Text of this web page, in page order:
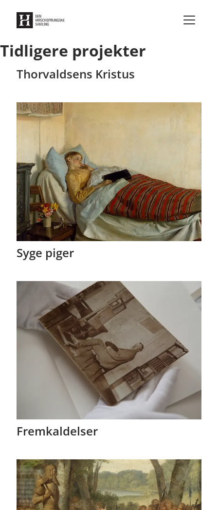
Tidligere projekter
Thorvaldsens Kristus
Syge piger
Fremkaldelser